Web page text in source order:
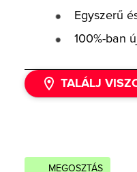
Egyszerű
100%-ban
TALÁLJ
MEGOSZTÁS